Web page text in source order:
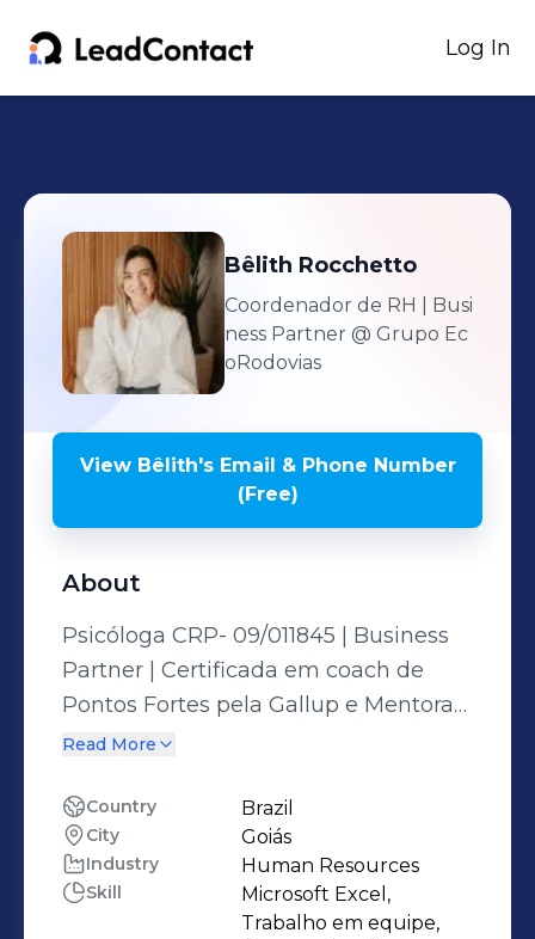
Log In
Bêlith Rocchetto
Coordenador de RH | Busi
ness Partner @ Grupo Ec
oRodovias
View Bêlith'sEmail & Phone Number
(Free)
About
Psicóloga CRP- 09/011845 | Business
Partner | Certificada em coach de
Pontos Fortes pela Gallup e Mentora
pela Crescimentum.
Read More
Country Brazil
City Goiás
Industry Human Resources
Skill
Microsoft Excel,
Trabalho em equipe,